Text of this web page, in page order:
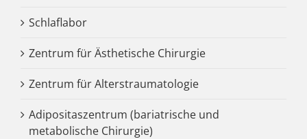
Schlaflabor
Zentrum für Ästhetische Chirurgie
Zentrum für Alterstraumatologie
Adipositaszentrum (bariatrische und
metabolische Chirurgie)